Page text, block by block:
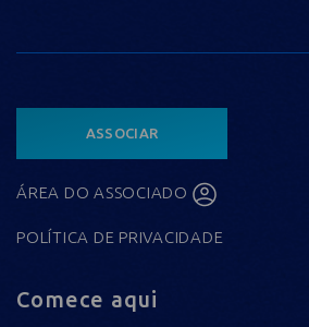
ASSOCIAR
ÁREA DO ASSOCIADO
POLÍTICA DE PRIVACIDADE
Comece aqui